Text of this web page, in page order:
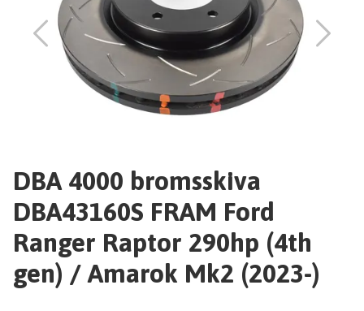
DBA 4000 bromsskiva
DBA43160S FRAM Ford
Ranger Raptor 290hp (4th
gen) / Amarok Mk2 (2023-)